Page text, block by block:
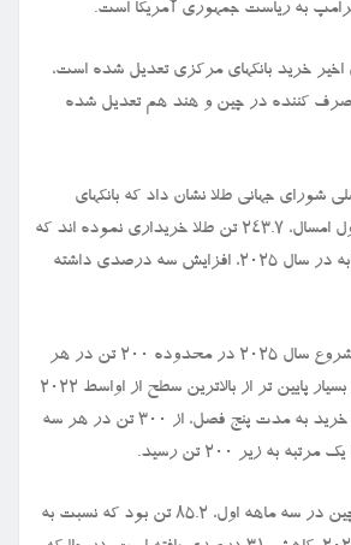
به ریاست جمهوری آمریکا است.
اخیر خرید بانکهای مرکزی تعدیل شده است،
کننده در چین و هند هم تعدیل شده
شورای جهانی طلا نشان داد که بانکهای
مرکزی در سه ماهه اول امسال، ۲۴۳.۷ تن طلا خریداری نموده اند که
نسبت به سه ماهه مشابه در سال ۲۰۲۵، افزایش سه درصدی داشته
با این حال، خریدها از شروع سال ۲۰۲۵ در محدوده ۲۰۰ تن در هر
سه ماهه ثابت مانده و بسیار پایین تر از بالاترین سطح از اواسط ۲۰۲۲
تا پایان ۲۰۲۴ است که خرید به مدت پنج فصل، از ۳۰۰ تن در هر سه
به زیر ۲۰۰ تن رسید.
تقاضای جواهرات در چین در سه ماهه اول، ۸۵.۲ تن بود که نسبت به